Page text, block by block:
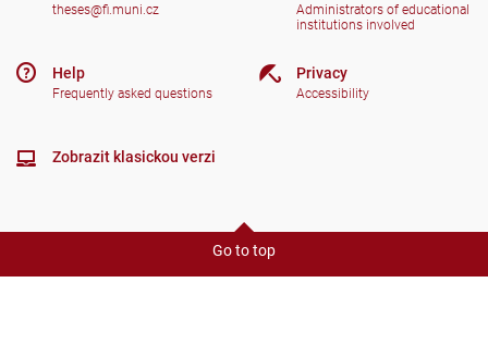
theses@fi.muni.cz
Help
Frequently asked questions
Administrators of educational
institutions involved
Privacy
Accessibility
Zobrazit klasickou verzi
Go to top